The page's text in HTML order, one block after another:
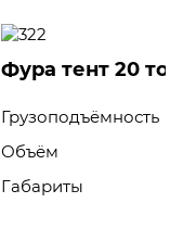
Фура тент 20
Грузоподъёмность
Объём
Габариты